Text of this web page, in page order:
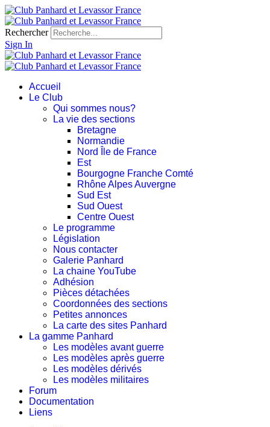
Rechercher
Sign In
Accueil
Le Club
Qui sommes nous?
La vie des sections
Bretagne
Normandie
Nord Île de France
Est
Bourgogne Franche Comté
Rhône Alpes Auvergne
Sud Est
Sud Ouest
Centre Ouest
Le programme
Législation
Nous contacter
Galerie Panhard
La chaine YouTube
Adhésion
Pièces détachées
Coordonnées des sections
Petites annonces
La carte des sites Panhard
La gamme Panhard
Les modèles avant guerre
Les modèles après guerre
Les modèles dérivés
Les modèles militaires
Forum
Documentation
Liens